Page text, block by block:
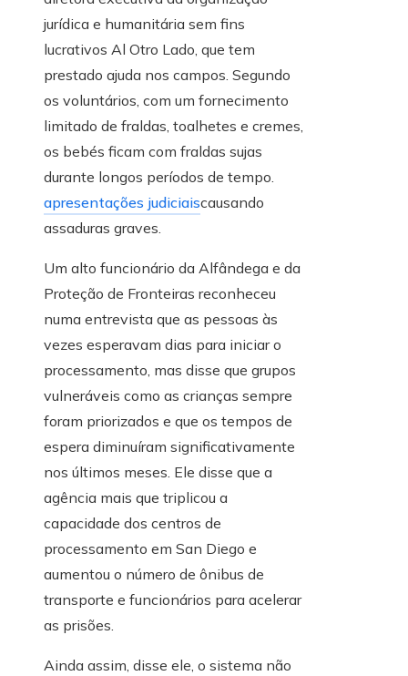
jurídica e humanitária sem fins
lucrativos Al Otro Lado, que tem
prestado ajuda nos campos. Segundo
os voluntários, com um fornecimento
limitado de fraldas, toalhetes e cremes,
os bebés ficam com fraldas sujas
durante longos períodos de tempo.
apresentações judiciaiscausando
assaduras graves.
Um alto funcionário da Alfândega e da
Proteção de Fronteiras reconheceu
numa entrevista que as pessoas às
vezes esperavam dias para iniciar o
processamento, mas disse que grupos
vulneráveis ​​como as crianças sempre
foram priorizados e que os tempos de
espera diminuíram significativamente
nos últimos meses. Ele disse que a
agência mais que triplicou a
capacidade dos centros de
processamento em San Diego e
aumentou o número de ônibus de
transporte e funcionários para acelerar
as prisões.
Ainda assim, disse ele, o sistema não